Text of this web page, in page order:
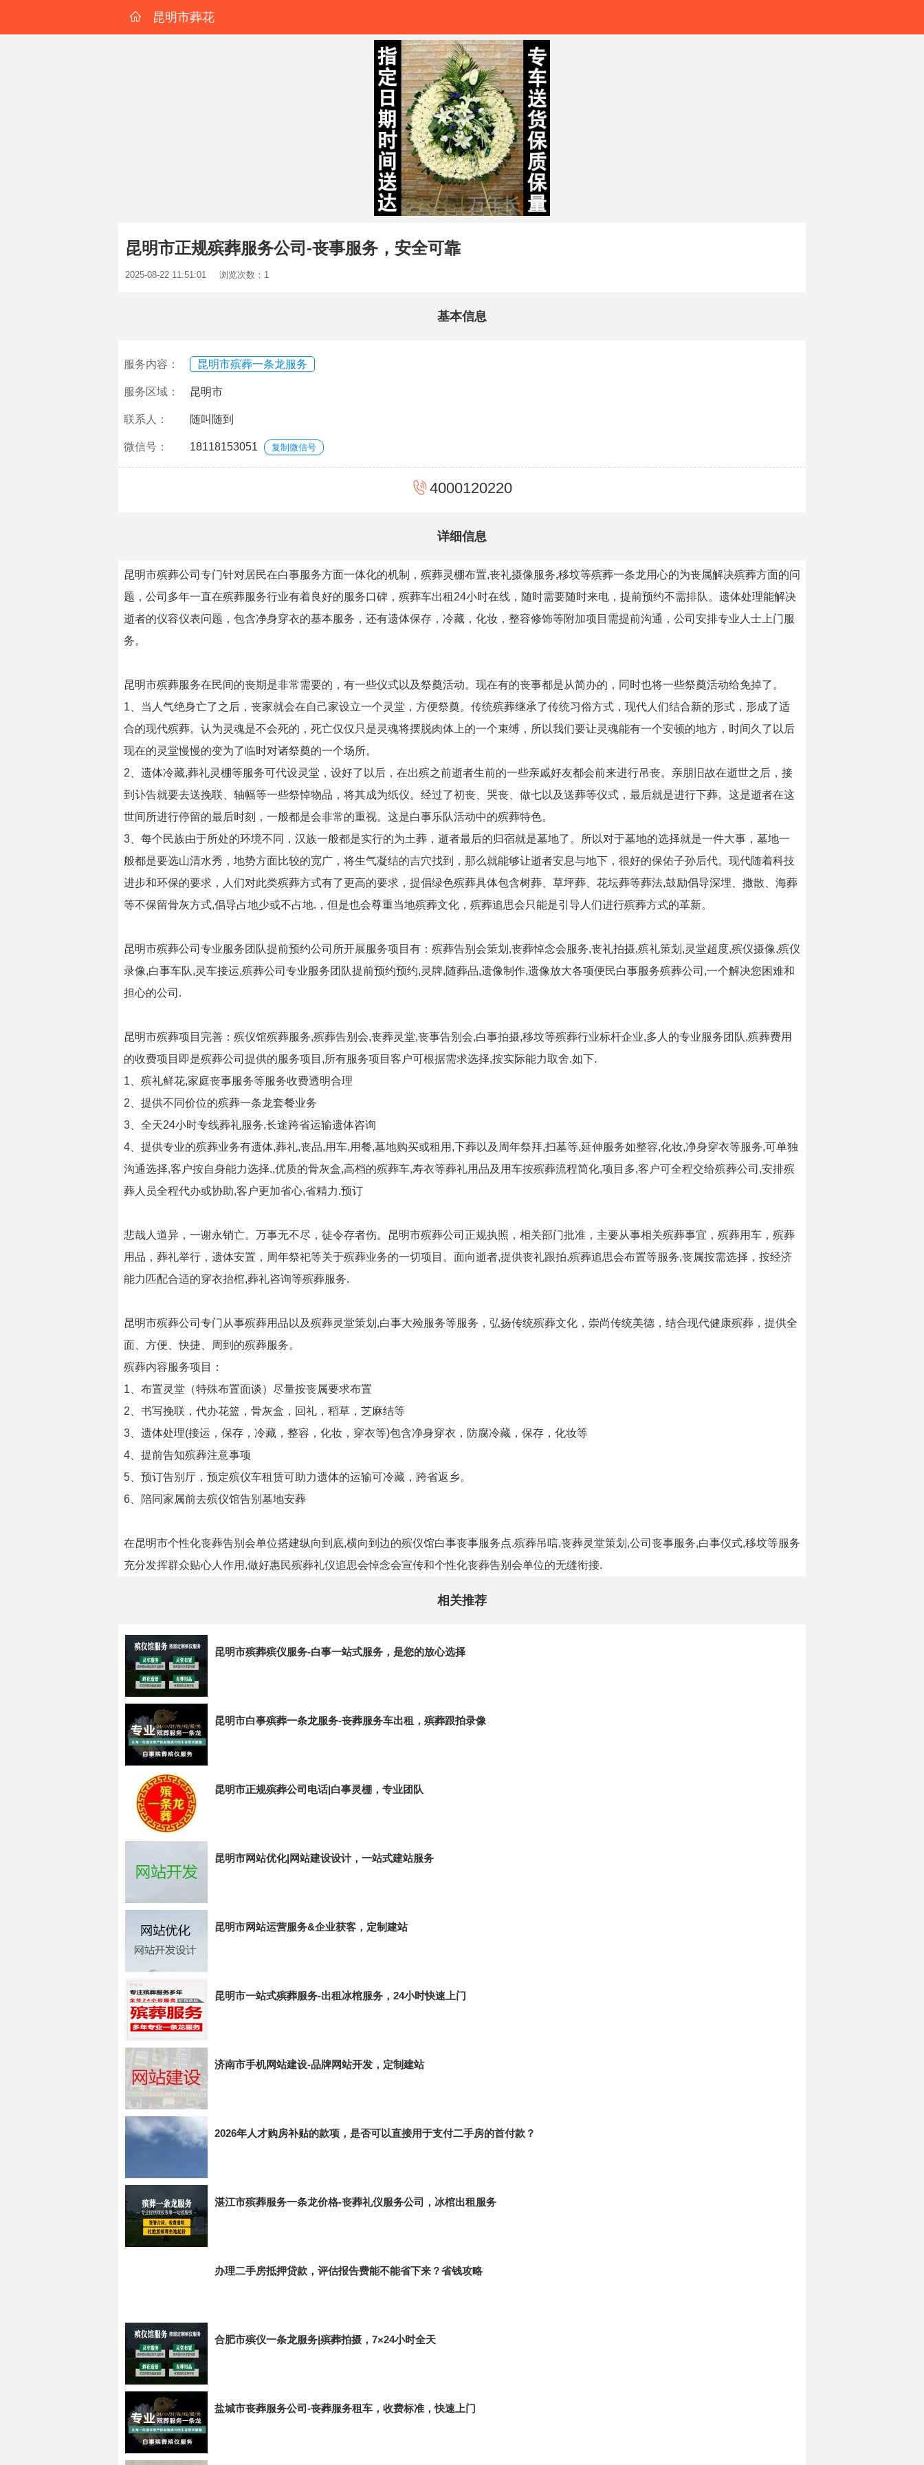
昆明市葬花
昆明市正规殡葬服务公司-丧事服务，安全可靠
2025-08-22 11:51:01 浏览次数：1
基本信息
服务内容： 昆明市殡葬一条龙服务
服务区域： 昆明市
联系人： 随叫随到
微信号： 18118153051 复制微信号
4000120220
详细信息
昆明市殡葬公司专门针对居民在白事服务方面一体化的机制，殡葬灵棚布置,丧礼摄像服务,移坟等殡葬一条龙用心的为丧属解决殡葬方面的问
题，公司多年一直在殡葬服务行业有着良好的服务口碑，殡葬车出租24小时在线，随时需要随时来电，提前预约不需排队。遗体处理能解决
逝者的仪容仪表问题，包含净身穿衣的基本服务，还有遗体保存，冷藏，化妆，整容修饰等附加项目需提前沟通，公司安排专业人士上门服
务。
昆明市殡葬服务在民间的丧期是非常需要的，有一些仪式以及祭奠活动。现在有的丧事都是从简办的，同时也将一些祭奠活动给免掉了。
1、当人气绝身亡了之后，丧家就会在自己家设立一个灵堂，方便祭奠。传统殡葬继承了传统习俗方式，现代人们结合新的形式，形成了适
合的现代殡葬。认为灵魂是不会死的，死亡仅仅只是灵魂将摆脱肉体上的一个束缚，所以我们要让灵魂能有一个安顿的地方，时间久了以后
现在的灵堂慢慢的变为了临时对诸祭奠的一个场所。
2、遗体冷藏,葬礼灵棚等服务可代设灵堂，设好了以后，在出殡之前逝者生前的一些亲戚好友都会前来进行吊丧。亲朋旧故在逝世之后，接
到讣告就要去送挽联、轴幅等一些祭悼物品，将其成为纸仪。经过了初丧、哭丧、做七以及送葬等仪式，最后就是进行下葬。这是逝者在这
世间所进行停留的最后时刻，一般都是会非常的重视。这是白事乐队活动中的殡葬特色。
3、每个民族由于所处的环境不同，汉族一般都是实行的为土葬，逝者最后的归宿就是墓地了。所以对于墓地的选择就是一件大事，墓地一
般都是要选山清水秀，地势方面比较的宽广，将生气凝结的吉穴找到，那么就能够让逝者安息与地下，很好的保佑子孙后代。现代随着科技
进步和环保的要求，人们对此类殡葬方式有了更高的要求，提倡绿色殡葬具体包含树葬、草坪葬、花坛葬等葬法,鼓励倡导深埋、撒散、海葬
等不保留骨灰方式,倡导占地少或不占地.，但是也会尊重当地殡葬文化，殡葬追思会只能是引导人们进行殡葬方式的革新。
昆明市殡葬公司专业服务团队提前预约公司所开展服务项目有：殡葬告别会策划,丧葬悼念会服务,丧礼拍摄,殡礼策划,灵堂超度,殡仪摄像,殡仪
录像,白事车队,灵车接运,殡葬公司专业服务团队提前预约预约,灵牌,随葬品,遗像制作,遗像放大各项便民白事服务殡葬公司,一个解决您困难和
担心的公司.
昆明市殡葬项目完善：殡仪馆殡葬服务,殡葬告别会,丧葬灵堂,丧事告别会,白事拍摄,移坟等殡葬行业标杆企业,多人的专业服务团队,殡葬费用
的收费项目即是殡葬公司提供的服务项目,所有服务项目客户可根据需求选择,按实际能力取舍.如下.
1、殡礼鲜花,家庭丧事服务等服务收费透明合理
2、提供不同价位的殡葬一条龙套餐业务
3、全天24小时专线葬礼服务,长途跨省运输遗体咨询
4、提供专业的殡葬业务有遗体,葬礼,丧品,用车,用餐,墓地购买或租用,下葬以及周年祭拜,扫墓等,延伸服务如整容,化妆,净身穿衣等服务,可单独
沟通选择,客户按自身能力选择.,优质的骨灰盒,高档的殡葬车,寿衣等葬礼用品及用车按殡葬流程简化,项目多,客户可全程交给殡葬公司,安排殡
葬人员全程代办或协助,客户更加省心,省精力.预订
悲哉人道异，一谢永销亡。万事无不尽，徒令存者伤。昆明市殡葬公司正规执照，相关部门批准，主要从事相关殡葬事宜，殡葬用车，殡葬
用品，葬礼举行，遗体安置，周年祭祀等关于殡葬业务的一切项目。面向逝者,提供丧礼跟拍,殡葬追思会布置等服务,丧属按需选择，按经济
能力匹配合适的穿衣抬棺,葬礼咨询等殡葬服务.
昆明市殡葬公司专门从事殡葬用品以及殡葬灵堂策划,白事大殓服务等服务，弘扬传统殡葬文化，崇尚传统美德，结合现代健康殡葬，提供全
面、方便、快捷、周到的殡葬服务。
殡葬内容服务项目：
1、布置灵堂（特殊布置面谈）尽量按丧属要求布置
2、书写挽联，代办花篮，骨灰盒，回礼，稻草，芝麻结等
3、遗体处理(接运，保存，冷藏，整容，化妆，穿衣等)包含净身穿衣，防腐冷藏，保存，化妆等
4、提前告知殡葬注意事项
5、预订告别厅，预定殡仪车租赁可助力遗体的运输可冷藏，跨省返乡。
6、陪同家属前去殡仪馆告别墓地安葬
在昆明市个性化丧葬告别会单位搭建纵向到底,横向到边的殡仪馆白事丧事服务点.殡葬吊唁,丧葬灵堂策划,公司丧事服务,白事仪式,移坟等服务
充分发挥群众贴心人作用,做好惠民殡葬礼仪追思会悼念会宣传和个性化丧葬告别会单位的无缝衔接.
相关推荐
昆明市殡葬殡仪服务-白事一站式服务，是您的放心选择
昆明市白事殡葬一条龙服务-丧葬服务车出租，殡葬跟拍录像
昆明市正规殡葬公司电话|白事灵棚，专业团队
昆明市网站优化|网站建设设计，一站式建站服务
昆明市网站运营服务&企业获客，定制建站
昆明市一站式殡葬服务-出租冰棺服务，24小时快速上门
济南市手机网站建设-品牌网站开发，定制建站
2026年人才购房补贴的款项，是否可以直接用于支付二手房的首付款？
湛江市殡葬服务一条龙价格-丧葬礼仪服务公司，冰棺出租服务
办理二手房抵押贷款，评估报告费能不能省下来？省钱攻略
合肥市殡仪一条龙服务|殡葬拍摄，7×24小时全天
盐城市丧葬服务公司-丧葬服务租车，收费标准，快速上门